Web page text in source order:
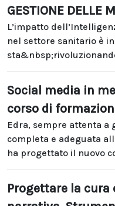
GESTIONE DELLE
L’impatto
nel settore sanitario è
Social media in
corso di
Edra, sempre attenta a
completa e adeguata
ha progettato il nuovo
Progettare la cura